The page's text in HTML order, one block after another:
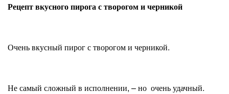
Рецепт вкусного пирога с творогом и черникой
Очень вкусный пирог с творогом и черникой.
Не самый сложный в исполнении, – но очень удачный.